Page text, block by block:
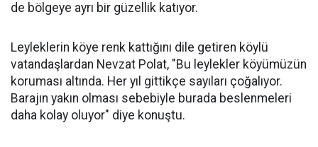
de bölgeye ayrı bir güzellik katıyor.
Leyleklerin köye renk kattığını dile getiren köylü
vatandaşlardan Nevzat Polat, "Bu leylekler köyümüzün
koruması altında. Her yıl gittikçe sayıları çoğalıyor.
Barajın yakın olması sebebiyle burada beslenmeleri
daha kolay oluyor" diye konuştu.